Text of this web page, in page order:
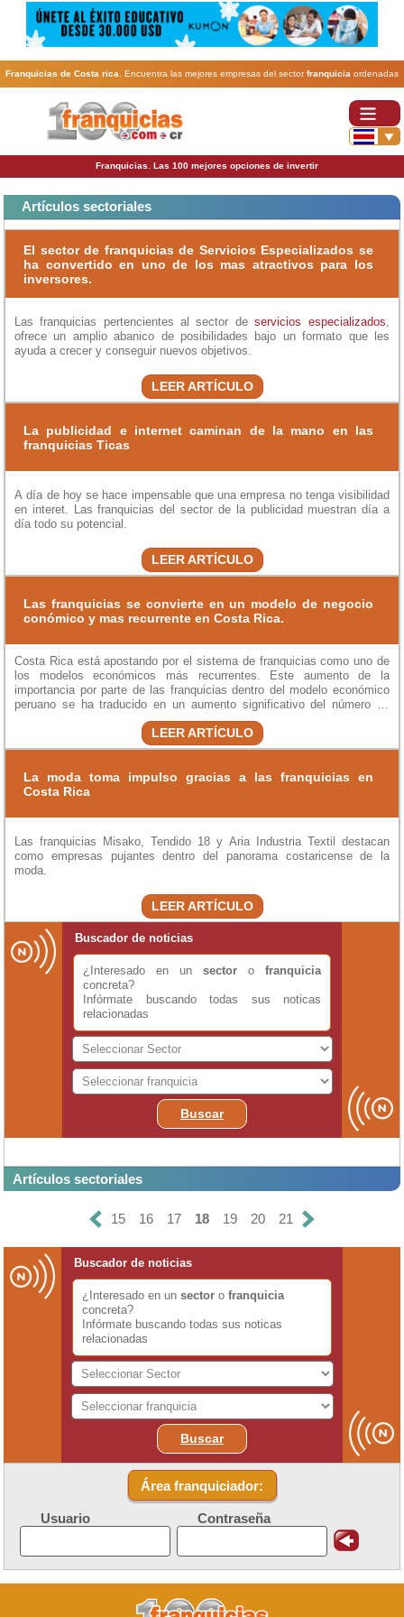
Franquicias de Costa rica . Encuentra las mejores empresas del sectorfranquicia ordenadas
por actividad. En www.100franquicias.cr encontrarás las más rentables, baratas y
Franquicias. Las 100 mejores opciones de invertir
Artículos sectoriales
El sector de franquicias de Servicios Especializados se
ha convertido en uno de los mas atractivos para los
inversores.
Las franquicias pertencientes al sector de servicios especializados
ofrece un amplio abanico de posibilidades bajo un formato que les
ayuda a crecer y conseguir nuevos objetivos.
LEER ARTÍCULO
La publicidad e internet caminan de la mano en las
franquicias Ticas
A día de hoy se hace impensable que una empresa no tenga visibilidad
en interet. Las franquicias del sector de la publicidad muestran día a
día todo su potencial.
LEER ARTÍCULO
Las franquicias se convierte en un modelo de negocio
conómico y mas recurrente en Costa Rica.
Costa Rica está apostando por el sistema de franquicias como uno de
los modelos económicos más recurrentes. Este aumento de la
importancia por parte de las franquicias dentro del modelo económico
peruano se ha traducido en un aumento significativo del número de
emprendedores que se están posicionando dentro del mismo con
LEER ARTÍCULO
La moda toma impulso gracias a las franquicias en
Costa Rica
Las franquicias Misako, Tendido 18 y Aria Industria Textil destacan
como empresas pujantes dentro del panorama costaricense de la
moda.
LEER ARTÍCULO
Buscador de noticias
¿Interesado en un sector o franquicia
concreta?
Infórmate buscando todas sus noticas
relacionadas
Buscar
Artículos sectoriales
15 16 17 18 19 20 21
Buscador de noticias
¿Interesado en un sector o franquicia
concreta?
Infórmate buscando todas sus noticas
relacionadas
Buscar
Área franquiciador:
Usuario Contraseña